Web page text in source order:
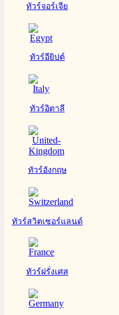
ทัวร์จอร์เจีย
ทัวร์อียิปต์
ทัวร์อิตาลี
ทัวร์อังกฤษ
ทัวร์สวิตเซอร์แลนด์
ทัวร์ฝรั่งเศส